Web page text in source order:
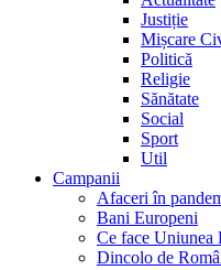
Justiție
Mișcare
Politică
Religie
Sănătate
Social
Sport
Util
Campanii
Afaceri în
Bani Europeni
Ce face Uniunea
Dincolo de